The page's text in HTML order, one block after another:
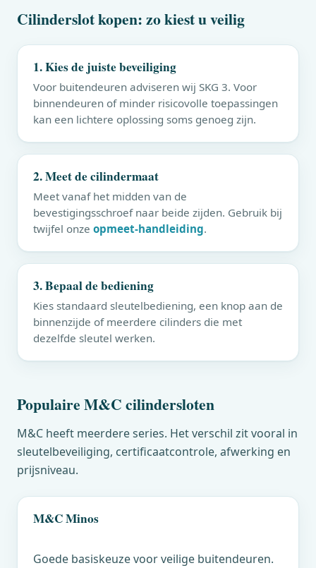
Cilinderslot kopen: zo kiest u veilig
1. Kies de juiste beveiliging
Voor buitendeuren adviseren wij SKG 3. Voor
binnendeuren of minder risicovolle toepassingen
kan een lichtere oplossing soms genoeg zijn.
2. Meet de cilindermaat
Meet vanaf het midden van de
bevestigingsschroef naar beide zijden. Gebruik bij
twijfel onze opmeet-handleiding.
3. Bepaal de bediening
Kies standaard sleutelbediening, een knop aan de
binnenzijde of meerdere cilinders die met
dezelfde sleutel werken.
PopulaireM&Ccilindersloten
M&C heeft meerdere series. Het verschil zit vooral in
sleutelbeveiliging, certificaatcontrole, afwerking en
prijsniveau.
M&CMinos
Goede basiskeuze voor veilige buitendeuren.